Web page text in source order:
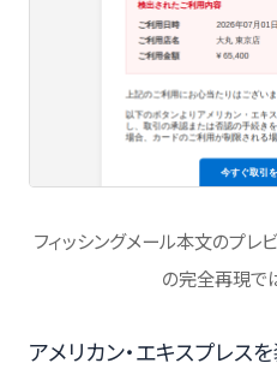
フィッシングメール本文のプレ
の完全再現で
アメリカン・エキスプレス